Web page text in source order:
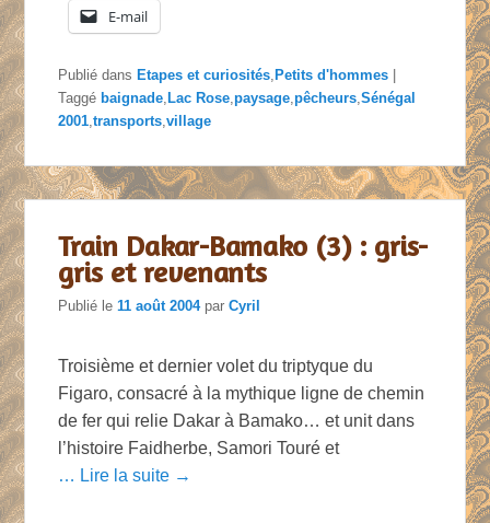
E-mail
Publié dans Etapes et curiosités, Petits d'hommes
Taggé baignade, Lac Rose,paysage,pêcheurs,Sénégal
2001,transports,village
Train Dakar-Bamako (3) : gris-
gris et revenants
Publié le11 août 2004 parCyril
Troisième et dernier volet du triptyque du
Figaro, consacré à la mythique ligne de chemin
de fer qui relie Dakar à Bamako… et unit dans
l’histoire Faidherbe, Samori Touré et
… Lire la suite →